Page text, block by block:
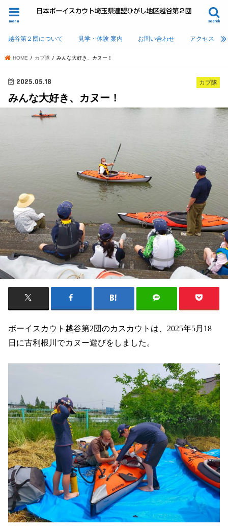
search
menu
越谷第２団について 見学・体験 案内 お問い合わせ アクセス
HOME カブ隊 みんな大好き、カヌー！
カブ隊
2025.05.18
みんな大好き、カヌー！
ボーイスカウト越谷第2団のカスカウトは、2025年5月18
日に古利根川でカヌー遊びをしました。